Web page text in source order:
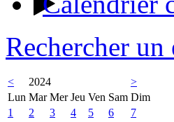
Rechercher un
< 2024
>
Lun Mar Mer Jeu Ven Sam Dim
1
2 3 4 5 6
7